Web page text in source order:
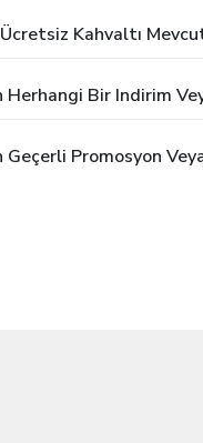
Kahvaltı
Bir Indirim
Promosyon